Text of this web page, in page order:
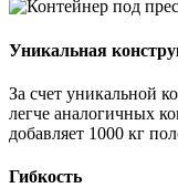
Уникальная
За счет уникальной
легче аналогичных
добавляет 1000 кг
Гибкость